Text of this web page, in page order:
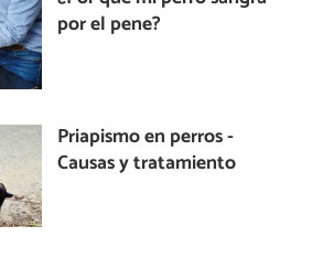
por el pene?
Priapismo en perros -
Causas y tratamiento